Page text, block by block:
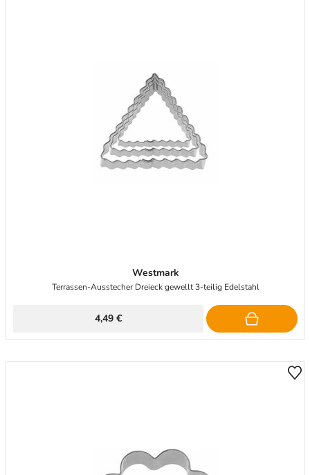
Westmark
Terrassen-Ausstecher Dreieck gewellt 3-teilig Edelstahl
4,49 €